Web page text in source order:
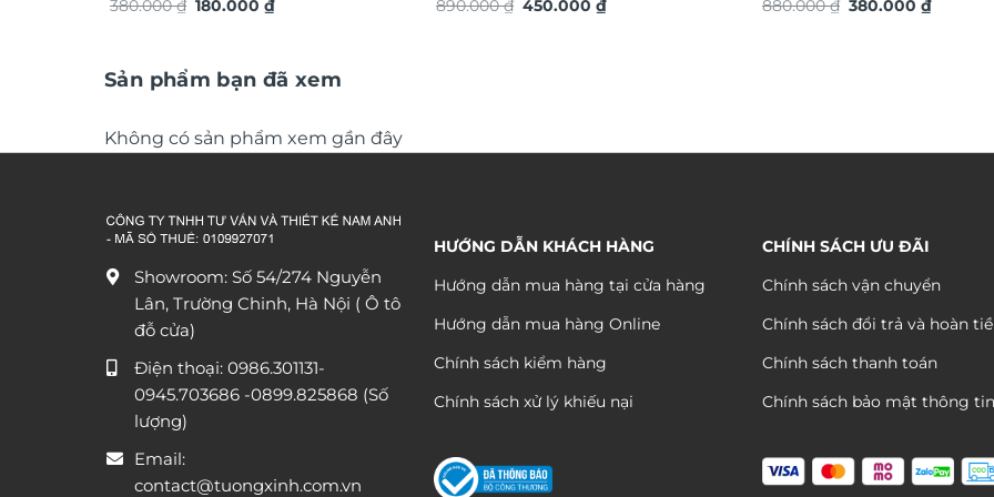
380.000₫ Giá
180.000₫Giá
180.000 ₫.
TG4915S
890.000₫ Giá
450.000₫Giá
880.000₫ Giá
380.000₫Giá
Sản phẩm bạn đã xem
Không có sản phẩm xem gần đây
Showroom: Số 54/274 Nguyễn
Lân, Trường Chinh, Hà Nội ( Ô tô
đỗ cửa)
Điện thoại: 0986.301131-
0945.703686 -0899.825868 (Số
lượng)
Email:
contact@tuongxinh.com.vn
HƯỚNG DẪN KHÁCH HÀNG
Hướng dẫn mua hàng tại cửa hàng
Hướng dẫn mua hàng Online
Chính sách kiểm hàng
Chính sách xử lý khiếu nại
CHÍNH SÁCH ƯU ĐÃI
Chính sách vận chuyển
Chính sách đổi trả và hoàn
Chính sách thanh toán
Chính sách bảo mật thông tin